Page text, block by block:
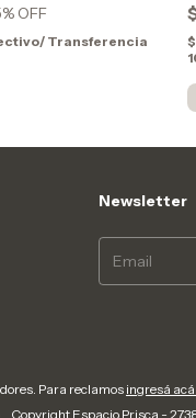
% OFF
Transferencia
Newsletter
Para reclamos ingresá acá.
Copyright Espacio Prisca -